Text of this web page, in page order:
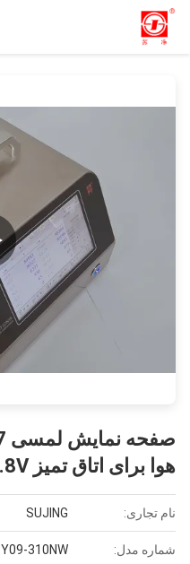
هوا برای اتاق تمیز DC16.8V
نام تجاری: SUJING
شماره مدل: Y09-310NW